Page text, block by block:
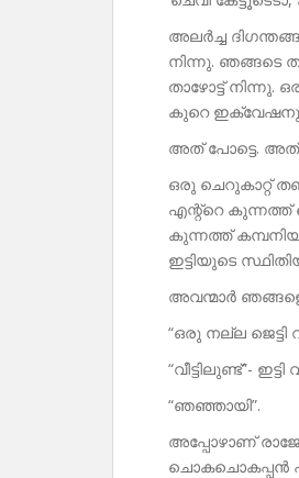
അലർച്ച
നിന്നു. ഞങ്ങടെ
താഴോട്ട് നിന്നു.
കുറെ
അത് പോട്ടെ. അത്
ഒരു ചെറുകാറ്റ്
എന്റ്റെ കുന്നത്ത്
കുന്നത്ത്
ഇട്ടിയുടെ
അവന്മാർ ഞങ്ങളെ
“ഒരു നല്ല ജെട്ടി
“വീട്ടിലുണ്ട്”- ഇട്ടി
“ഞഞ്ഞായി”.
അപ്പോഴാണ്
ചൊകചൊകപ്പൻ